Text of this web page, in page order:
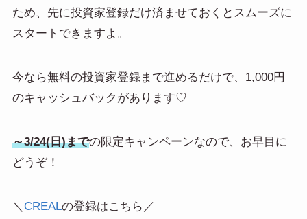
ため、先に投資家登録だけ済ませておくとスムーズに
スタートできますよ。
今なら無料の投資家登録まで進めるだけで、1,000円
のキャッシュバックがあります♡
～3/24(日)までの限定キャンペーンなので、お早目に
どうぞ！
＼ CREALの登録はこちら／